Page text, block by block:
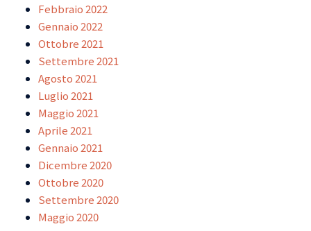
Febbraio 2022
Gennaio 2022
Ottobre 2021
Settembre 2021
Agosto 2021
Luglio 2021
Maggio 2021
Aprile 2021
Gennaio 2021
Dicembre 2020
Ottobre 2020
Settembre 2020
Maggio 2020